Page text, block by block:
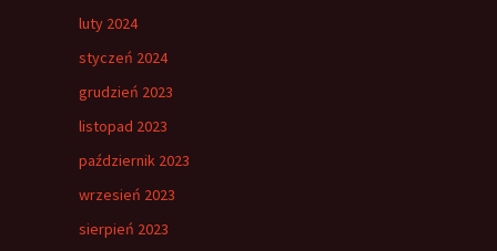
luty 2024
styczeń 2024
grudzień 2023
listopad 2023
październik 2023
wrzesień 2023
sierpień 2023